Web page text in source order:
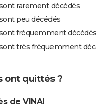
rarement décédés
peu décédés
fréquemment décédés
très fréquemment
ont quittés ?
de VINAI